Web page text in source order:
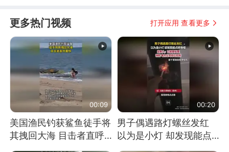
更多热门视频 打开应用 查看更多
00:09
美国渔民钓获鲨鱼徒手将
其拽回大海 目击者直呼
00:20
男子偶遇路灯螺丝发红
以为是小灯 却发现能点